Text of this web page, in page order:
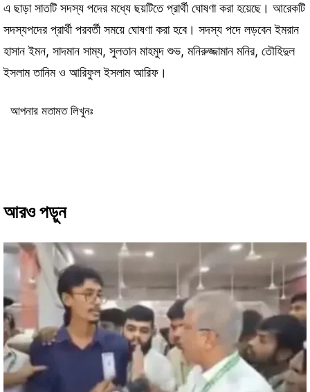
এ ছাড়া সাতটি সদস্য পদের মধ্যে ছয়টিতে প্রার্থী ঘোষণা করা হয়েছে। আরেকটি
সদস্যপদের প্রার্থী পরবর্তী সময়ে ঘোষণা করা হবে। সদস্য পদে লড়বেন ইমরান
হাসান ইমন, সাদমান সাম্য, সুলতান মাহমুদ শুভ, মনিরুজ্জামান মনির, তৌহিদুল
ইসলাম তানিম ও আরিফুল ইসলাম আরিফ।
আপনার মতামত লিখুনঃ
আরও পড়ুন